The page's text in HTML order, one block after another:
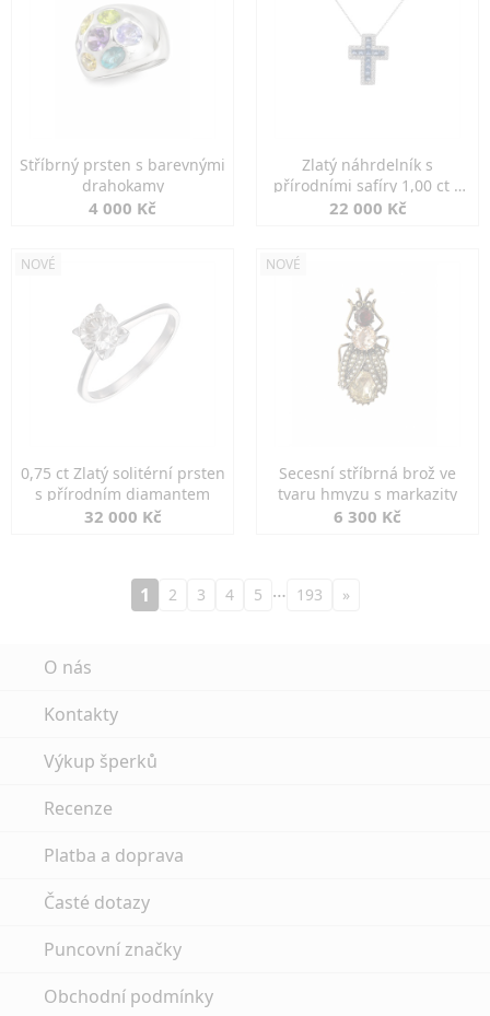
Stříbrný prsten s barevnými
drahokamy
4 000 Kč
Zlatý náhrdelník s
přírodními safíry 1,00 ct a
diamanty
22 000 Kč
NOVÉ
0,75 ct Zlatý solitérní prsten
s přírodním diamantem
32 000 Kč
NOVÉ
Secesní stříbrná brož ve
tvaru hmyzu s markazity
6 300 Kč
1 2 3 4 5 … 193 »
O nás
Kontakty
Výkup šperků
Recenze
Platba a doprava
Časté dotazy
Puncovní značky
Obchodní podmínky